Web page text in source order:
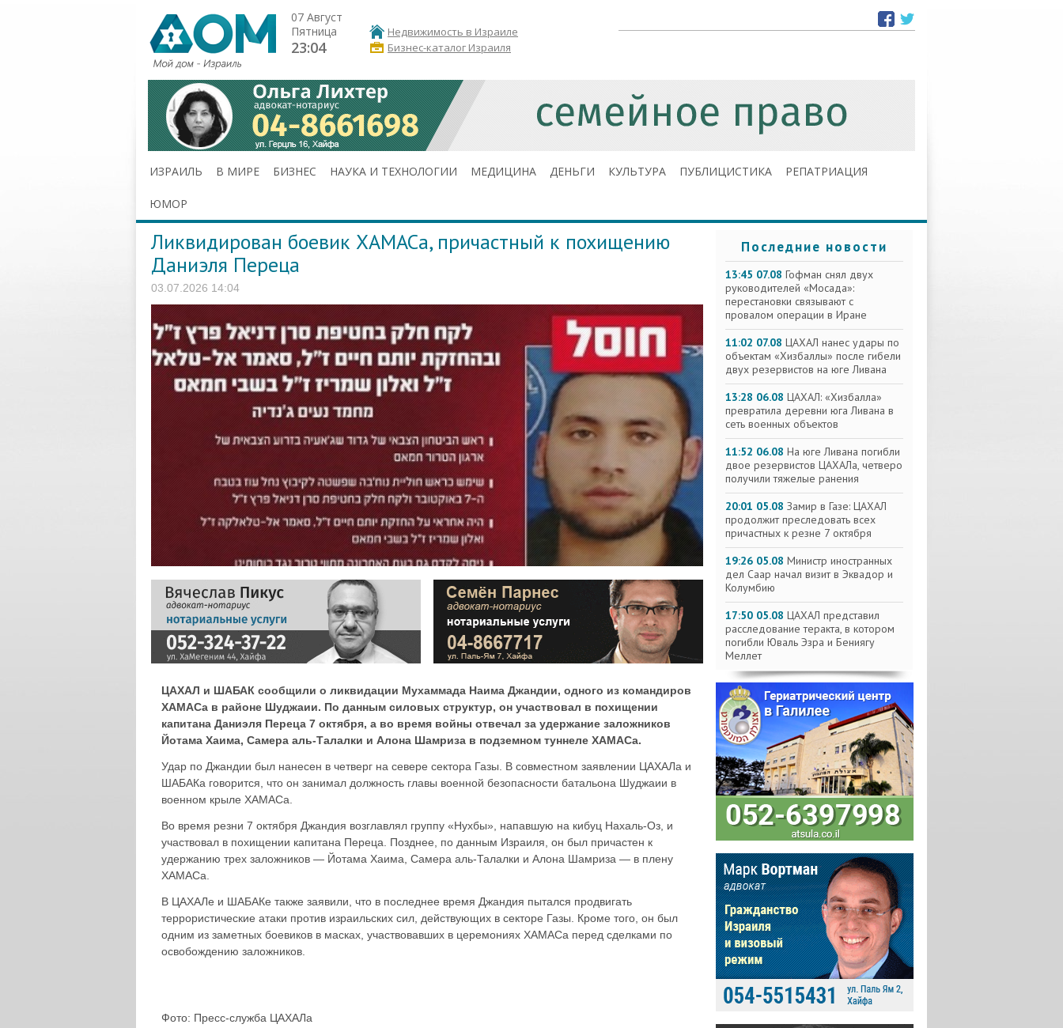
07 Август
Пятница
23:04
Недвижимость в Израиле
Бизнес-каталог Израиля
ИЗРАИЛЬ В МИРЕ БИЗНЕС НАУКА И ТЕХНОЛОГИИ МЕДИЦИНА ДЕНЬГИ КУЛЬТУРА ПУБЛИЦИСТИКА РЕПАТРИАЦИЯ
ЮМОР
Ликвидирован боевик ХАМАСа, причастный к похищению
Даниэля Переца
03.07.2026 14:04
ЦАХАЛ и ШАБАК сообщили о ликвидации Мухаммада Наима Джандии, одного из командиров
ХАМАСа в районе Шуджаии. По данным силовых структур, он участвовал в похищении
капитана Даниэля Переца 7 октября, а во время войны отвечал за удержание заложников
Йотама Хаима, Самера аль-Талалки и Алона Шамриза в подземном туннеле ХАМАСа.
Удар по Джандии был нанесен в четверг на севере сектора Газы. В совместном заявлении ЦАХАЛа и
ШАБАКа говорится, что он занимал должность главы военной безопасности батальона Шуджаии в
военном крыле ХАМАСа.
Во время резни 7 октября Джандия возглавлял группу «Нухбы», напавшую на кибуц Нахаль-Оз, и
участвовал в похищении капитана Переца. Позднее, по данным Израиля, он был причастен к
удержанию трех заложников — Йотама Хаима, Самера аль-Талалки и Алона Шамриза — в плену
ХАМАСа.
В ЦАХАЛе и ШАБАКе также заявили, что в последнее время Джандия пытался продвигать
террористические атаки против израильских сил, действующих в секторе Газы. Кроме того, он был
одним из заметных боевиков в масках, участвовавших в церемониях ХАМАСа перед сделками по
освобождению заложников.
Фото: Пресс-служба ЦАХАЛа
Последние новости
13:45 07.08 Гофман снял двух
руководителей «Мосада»:
перестановки связывают с
провалом операции в Иране
11:02 07.08 ЦАХАЛ нанес удары по
объектам «Хизбаллы» после гибели
двух резервистов на юге Ливана
13:28 06.08 ЦАХАЛ: «Хизбалла»
превратила деревни юга Ливана в
сеть военных объектов
11:52 06.08 На юге Ливана погибли
двое резервистов ЦАХАЛа, четверо
получили тяжелые ранения
20:01 05.08 Замир в Газе: ЦАХАЛ
продолжит преследовать всех
причастных к резне 7 октября
19:26 05.08 Министр иностранных
дел Саар начал визит в Эквадор и
Колумбию
17:50 05.08 ЦАХАЛ представил
расследование теракта, в котором
погибли Юваль Эзра и Бениягу
Меллет